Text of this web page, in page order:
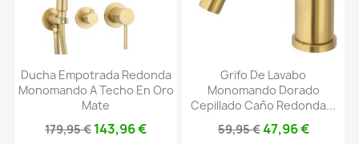
Ducha Empotrada Redonda
Monomando A Techo En Oro
Mate
179,95 € 143,96 €
Grifo De Lavabo
Monomando Dorado
Cepillado Caño Redonda...
59,95 €47,96 €